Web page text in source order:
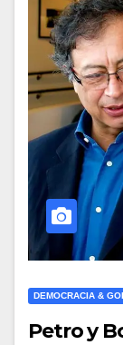
DEMOCRACIA &
Petro y